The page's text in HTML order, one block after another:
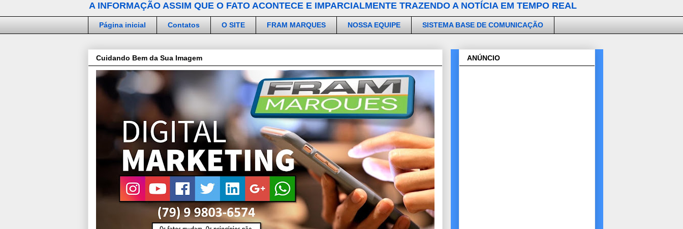
A INFORMAÇÃO ASSIM QUE O FATO ACONTECE E IMPARCIALMENTE TRAZENDO A NOTÍCIA EM TEMPO REAL
Página inicial Contatos O SITE FRAM MARQUES NOSSA EQUIPE SISTEMA BASE DE COMUNICAÇÃO
Cuidando Bem da Sua Imagem ANÚNCIO